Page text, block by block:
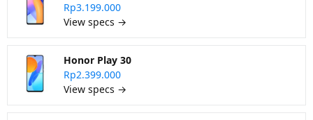
Rp3.199.000
View specs →
Honor Play 30
Rp2.399.000
View specs →